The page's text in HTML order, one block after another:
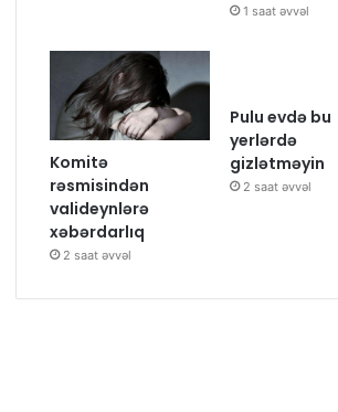
1 saat əvvəl
Komitə
rəsmisindən
valideynlərə
xəbərdarlıq
2 saat əvvəl
Pulu evdə bu
yerlərdə
gizlətməyin
2 saat əvvəl